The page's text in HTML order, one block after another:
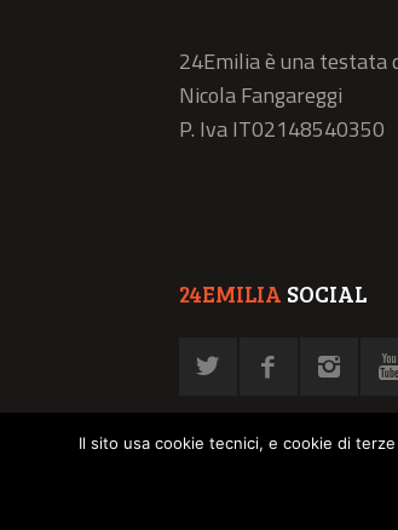
24Emilia è una testata
Nicola Fangareggi
P. Iva IT02148540350
24EMILIA SOCIAL
Il sito usa cookie tecnici, e cookie di